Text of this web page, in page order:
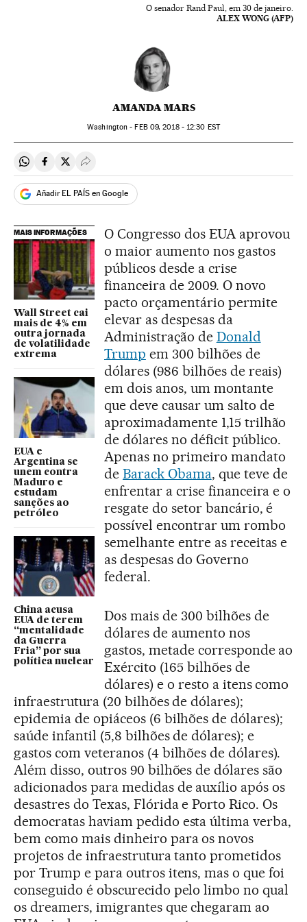
O senador Rand Paul, em 30 de janeiro.
ALEX WONG (AFP)
AMANDA MARS
Washington -FEB09, 2018 - 12:30 EST
Compartir en Whatsapp
Compartir en Facebook
Compartir en Twitter
Desplegar Redes Sociales
Añadir EL PAÍS en Google
MAIS INFORMAÇÕES
Wall Street cai
mais de 4% em
outra jornada
de volatilidade
extrema
EUA e
Argentina se
unem contra
Maduro e
estudam
sanções ao
petróleo
China acusa
EUA de terem
“mentalidade
da Guerra
Fria” por sua
política nuclear
O Congresso dos EUA aprovou
o maior aumento nos gastos
públicos desde a crise
financeira de 2009. O novo
pacto orçamentário permite
elevar as despesas da
Administração de Donald
Trump em 300 bilhões de
dólares (986 bilhões de reais)
em dois anos, um montante
que deve causar um salto de
aproximadamente 1,15 trilhão
de dólares no déficit público.
Apenas no primeiro mandato
de Barack Obama, que teve de
enfrentar a crise financeira e o
resgate do setor bancário, é
possível encontrar um rombo
semelhante entre as receitas e
as despesas do Governo
federal.
Dos mais de 300 bilhões de
dólares de aumento nos
gastos, metade corresponde ao
Exército (165 bilhões de
dólares) e o resto a itens como
infraestrutura (20 bilhões de dólares);
epidemia de opiáceos (6 bilhões de dólares);
saúde infantil (5,8 bilhões de dólares); e
gastos com veteranos (4 bilhões de dólares).
Além disso, outros 90 bilhões de dólares são
adicionados para medidas de auxílio após os
desastres do Texas, Flórida e Porto Rico. Os
democratas haviam pedido esta última verba,
bem como mais dinheiro para os novos
projetos de infraestrutura tanto prometidos
por Trump e para outros itens, mas o que foi
conseguido é obscurecido pelo limbo no qual
os dreamers, imigrantes que chegaram ao